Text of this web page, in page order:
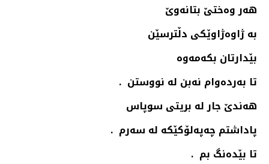
هەر وەختێ‌ بتانەوێ‌
بە ژاوەژاوێكی دڵترسێن
بێدارتان بكەمەوە
تا بەردەوام نەبن لە نووستن .
هەندێ‌ جار لە بریتی سوپاس
پاداشتم چەپەلۆكێكە لە سەرم .
تا بێدەنگ بم .